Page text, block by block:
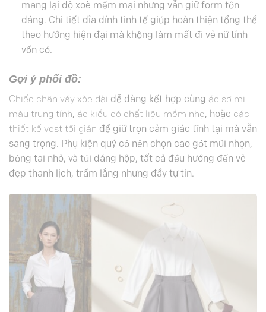
mang lại độ xoè mềm mại nhưng vẫn giữ form tôn
dáng. Chi tiết đỉa đính tinh tế giúp hoàn thiện tổng thể
theo hướng hiện đại mà không làm mất đi vẻ nữ tính
vốn có.
Gợi ý phối đồ:
Chiếc chân váy xòe dài dễ dàng kết hợp cùng áo sơ mi
màu trung tính, áo kiểu có chất liệu mềm nhẹ, hoặc các
thiết kế vest tối giản để giữ trọn cảm giác tĩnh tại mà vẫn
sang trọng. Phụ kiện quý cô nên chọn cao gót mũi nhọn,
bông tai nhỏ, và túi dáng hộp, tất cả đều hướng đến vẻ
đẹp thanh lịch, trầm lắng nhưng đầy tự tin.